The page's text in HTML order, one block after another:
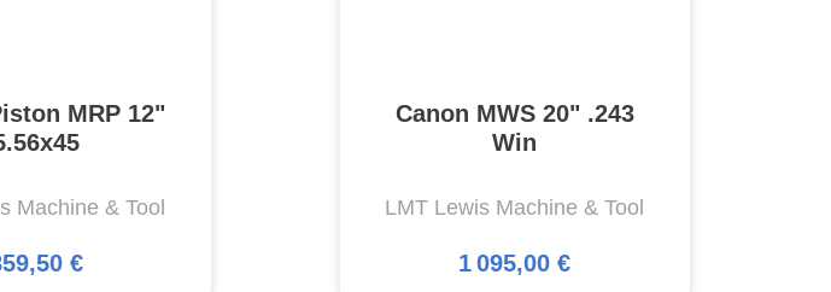
MRP 12"
Machine & Tool
€
Canon MWS 20" .243
Win
LMT Lewis Machine & Tool
1 095,00 €